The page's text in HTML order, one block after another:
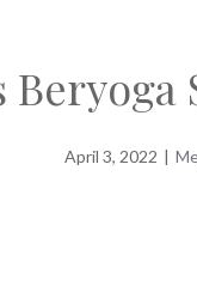
April 3, 2022 |